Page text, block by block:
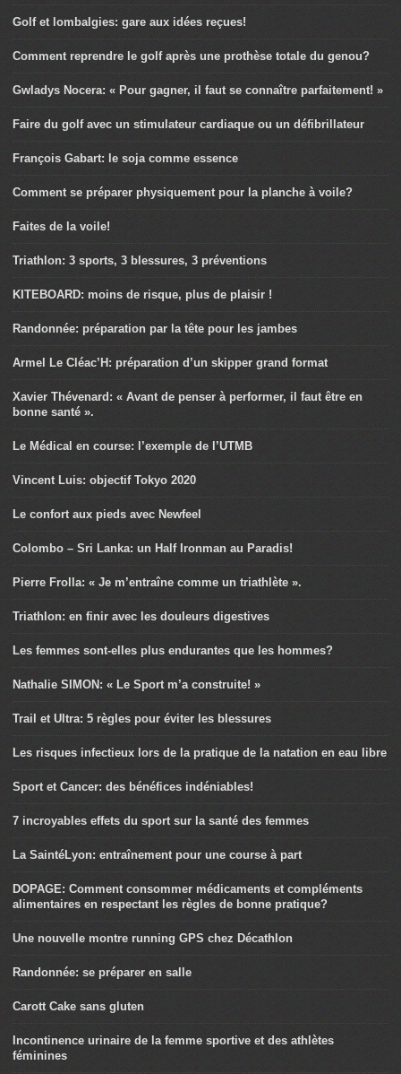
Golf et lombalgies: gare aux idées reçues!
Comment reprendre le golf après une prothèse totale du genou?
Gwladys Nocera: « Pour gagner, il faut se connaître parfaitement! »
Faire du golf avec un stimulateur cardiaque ou un défibrillateur
François Gabart: le soja comme essence
Comment se préparer physiquement pour la planche à voile?
Faites de la voile!
Triathlon: 3 sports, 3 blessures, 3 préventions
KITEBOARD: moins de risque, plus de plaisir !
Randonnée: préparation par la tête pour les jambes
Armel Le Cléac’H: préparation d’un skipper grand format
Xavier Thévenard: « Avant de penser à performer, il faut être en
bonne santé ».
Le Médical en course: l’exemple de l’UTMB
Vincent Luis: objectif Tokyo 2020
Le confort aux pieds avec Newfeel
Colombo – Sri Lanka: un Half Ironman au Paradis!
Pierre Frolla: « Je m’entraîne comme un triathlète ».
Triathlon: en finir avec les douleurs digestives
Les femmes sont-elles plus endurantes que les hommes?
Nathalie SIMON: « Le Sport m’a construite! »
Trail et Ultra: 5 règles pour éviter les blessures
Les risques infectieux lors de la pratique de la natation en eau libre
Sport et Cancer: des bénéfices indéniables!
7 incroyables effets du sport sur la santé des femmes
La SaintéLyon: entraînement pour une course à part
DOPAGE: Comment consommer médicaments et compléments
alimentaires en respectant les règles de bonne pratique?
Une nouvelle montre running GPS chez Décathlon
Randonnée: se préparer en salle
Carott Cake sans gluten
Incontinence urinaire de la femme sportive et des athlètes
féminines